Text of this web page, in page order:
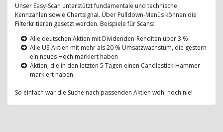
Unser Easy-Scan unterstützt fundamentale und technische
Kennzahlen sowie Chartsignal. Über Pulldown-Menüs können die
Filterkritieren gesetzt werden. Beispiele für Scans:
Alle deutschen Aktien mit Dividenden-Renditen über 3 %
Alle US-Aktien mit mehr als 20 % Umsatzwachstum, die gestern
ein neues Hoch markiert haben
Aktien, die in den letzten 5 Tagen einen Candlestick-Hammer
markiert haben.
So einfach war die Suche nach passenden Aktien wohl noch nie!